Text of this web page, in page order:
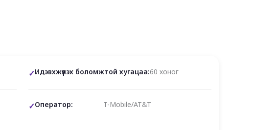
Идэвхжүүлэх боломжтой хугацаа:60 хоног
Оператор: T-Mobile/AT&T